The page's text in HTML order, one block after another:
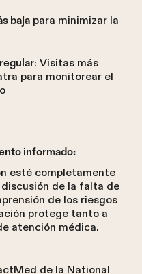
bajapara minimizar la
: Visitas más
para monitorear el
informado:
esté completamente
de la falta de
de los riesgos
protege tanto a
atención médica.
de la National